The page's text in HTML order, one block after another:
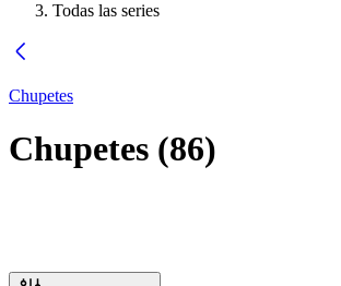
Todas las series
Chupetes
Chupetes (86)